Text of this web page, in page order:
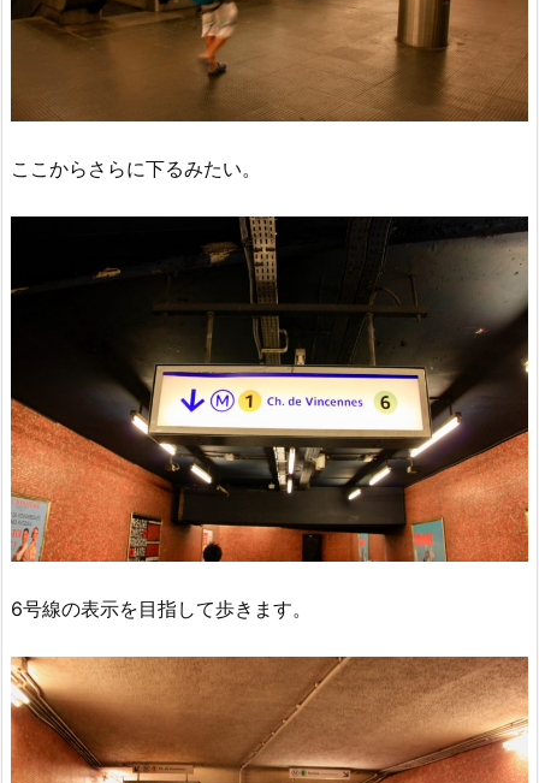
ここからさらに下るみたい。
6号線の表示を目指して歩きます。